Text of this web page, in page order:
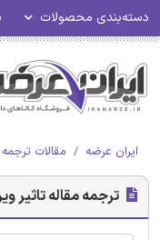
دسته‌بندی محصولات
ایران عرضه مقالات
ترجمه مقاله تاثیر ویروس کووید 19 بر روی وابستگی